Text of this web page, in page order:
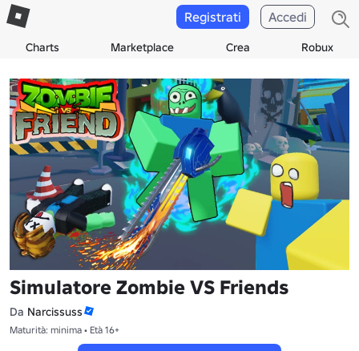
Charts Marketplace Crea Robux
Registrati Accedi
Simulatore Zombie VS Friends
Da Narcissuss
Maturità: minima • Età 16+